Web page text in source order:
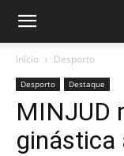
Início Desporto
Desporto Destaque
MINJUD
ginástica